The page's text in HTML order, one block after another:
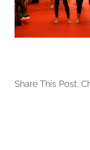
Share This Post,